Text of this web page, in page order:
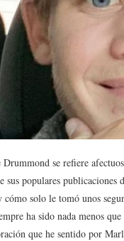
se refiere
sus populares
solo le tomó unos
ha sido nada menos
que he sentido por